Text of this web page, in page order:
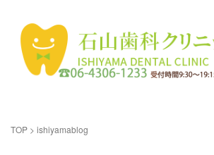
TOP > ishiyamablog